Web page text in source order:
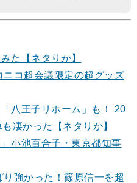
た【ネタりか】
コ超会議限定の超グッズ
八王子リホーム」も！ 20
凄かった【ネタりか】
小池百合子・東京都知事
強かった！篠原信一を超